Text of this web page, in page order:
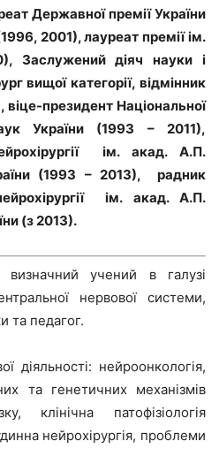
Державної премії України
2001), лауреат премії ім.
Заслужений діяч науки і
вищої категорії, відмінник
президент Національної
України (1993 – 2011),
ім. акад. А.П.
(1993 – 2013),
радник
ім. акад. А.П.
(з 2013).
визначний учений в галузі
нервової системи,
та педагог.
діяльності: нейроонкологія,
та генетичних механізмів
клінічна патофізіологія
нейрохірургія, проблеми